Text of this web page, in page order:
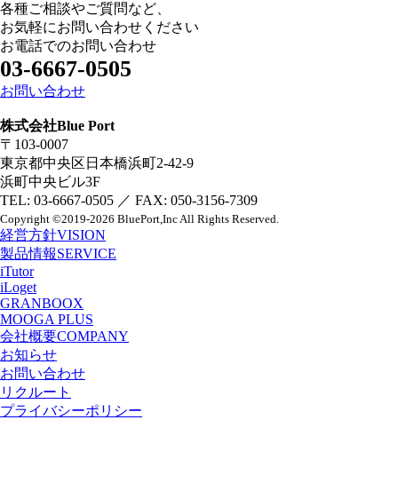
各種ご相談やご質問など、
お気軽にお問い合わせください
お電話でのお問い合わせ
03-6667-0505
お問い合わせ
株式会社Blue Port
〒103-0007
東京都中央区日本橋浜町2-42-9
浜町中央ビル3F
TEL: 03-6667-0505 ／ FAX: 050-3156-7309
Copyright ©2019-2026 BluePort,IncAll Rights Reserved.
経営方針VISION
製品情報SERVICE
iTutor
iLoget
GRANBOOX
MOOGA PLUS
会社概要COMPANY
お知らせ
お問い合わせ
リクルート
プライバシーポリシー